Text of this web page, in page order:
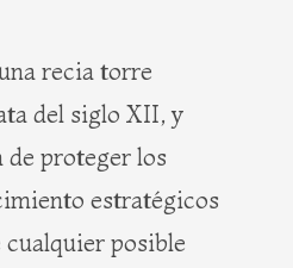
recia torre
del siglo XII, y
de proteger los
estratégicos
cualquier posible